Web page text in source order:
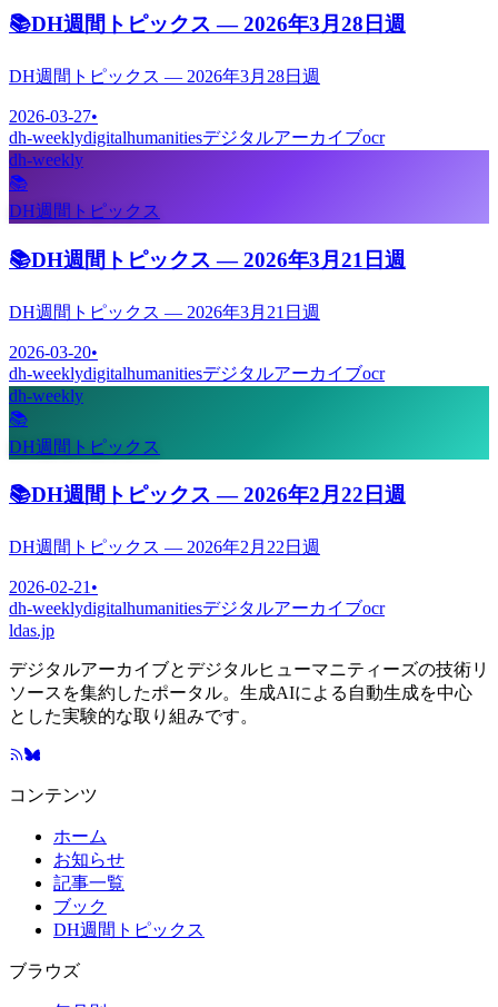
📚DH週間トピックス — 2026年3月28日週
DH週間トピックス — 2026年3月28日週
2026-03-27•
dh-weeklydigitalhumanitiesデジタルアーカイブocr
dh-weekly
📚
DH週間トピックス
📚DH週間トピックス — 2026年3月21日週
DH週間トピックス — 2026年3月21日週
2026-03-20•
dh-weeklydigitalhumanitiesデジタルアーカイブocr
dh-weekly
📚
DH週間トピックス
📚DH週間トピックス — 2026年2月22日週
DH週間トピックス — 2026年2月22日週
2026-02-21 •
dh-weeklydigitalhumanitiesデジタルアーカイブocr
ldas.jp
デジタルアーカイブとデジタルヒューマニティーズの技術リ
ソースを集約したポータル。生成AIによる自動生成を中心
とした実験的な取り組みです。
コンテンツ
ホーム
お知らせ
記事一覧
ブック
DH週間トピックス
ブラウズ